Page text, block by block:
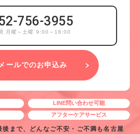
756-3955
月曜～土曜 9:00～18:00
メールでのお申込み
LINE問い合わせ可能
アフターケアサービス
まで、どんなご不安・ご不満も名古屋